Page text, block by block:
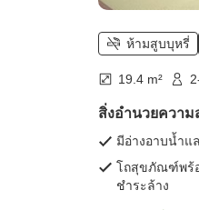
ห้ามสูบบุหรี่
19.4 m²
สิ่งอำนวยควา
มีอ่างอาบน้ำแ
โถสุขภัณฑ์พร้
ชำระล้าง